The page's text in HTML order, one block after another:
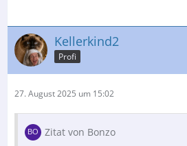
Kellerkind2
Profi
27. August 2025 um 15:02
Zitat von Bonzo